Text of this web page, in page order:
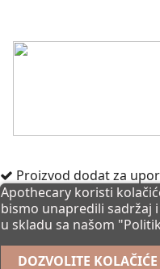
Proizvod dodat za
Apothecary koristi
bismo unapredili sadržaj
u skladu sa našom
DOZVOLITE KOLAČIĆE